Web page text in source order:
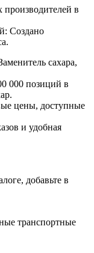
в
Создано
сахара,
000 позиций в
цены, доступные
и удобная
добавьте в
транспортные